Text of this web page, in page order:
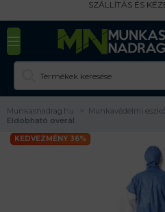
SZÁLLÍTÁS ÉS
Munkasnadrag.hu Munkavédelmi
Eldobható overál
KEDVEZMÉNY 36%